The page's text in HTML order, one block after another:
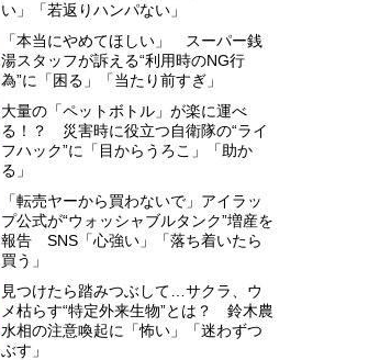
い」「若返りハンパない」
「本当にやめてほしい」 スーパー銭
湯スタッフが訴える“利用時のNG行
為”に「困る」「当たり前すぎ」
大量の「ペットボトル」が楽に運べ
る！？ 災害時に役立つ自衛隊の“ライ
フハック”に「目からうろこ」「助か
る」
「転売ヤーから買わないで」アイラッ
プ公式が“ウォッシャブルタンク”増産を
報告 SNS「心強い」「落ち着いたら
買う」
見つけたら踏みつぶして…サクラ、ウ
メ枯らす“特定外来生物”とは？ 鈴木農
水相の注意喚起に「怖い」「迷わずつ
ぶす」